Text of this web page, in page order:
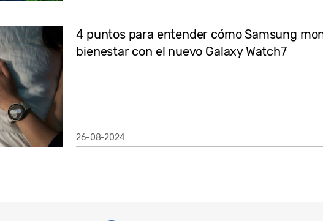
4 puntos para entender cómo Samsung
bienestar con el nuevo Galaxy Watch7
26-08-2024